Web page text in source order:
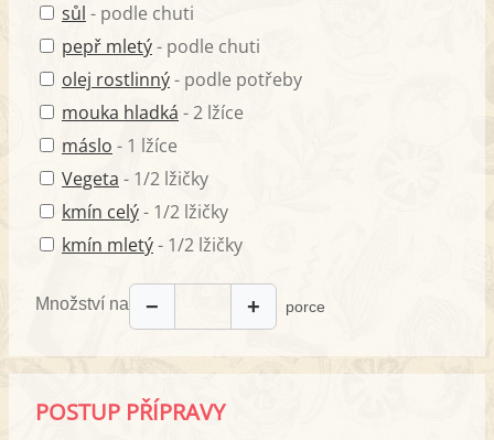
sůl - podle chuti
pepř mletý- podle chuti
olej rostlinný- podle potřeby
mouka hladká - 2 lžíce
máslo - 1 lžíce
Vegeta - 1/2 lžičky
kmín celý- 1/2 lžičky
kmín mletý- 1/2 lžičky
Množství na − + porce
POSTUP PŘÍPRAVY